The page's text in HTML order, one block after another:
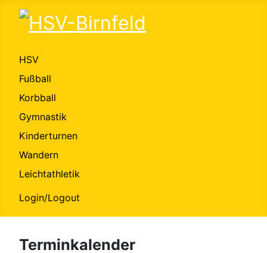
HSV
Fußball
Korbball
Gymnastik
Kinderturnen
Wandern
Leichtathletik
Login/Logout
Terminkalender